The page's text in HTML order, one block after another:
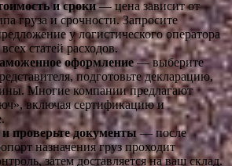
и сроки— цена зависит от
груза и срочности. Запросите
у логистического оператора
статей расходов.
оформление— выберите
подготовьте декларацию,
Многие компании предлагают
включая сертификацию и
проверьте документы— после
назначения груз проходит
затем доставляется на ваш склад.